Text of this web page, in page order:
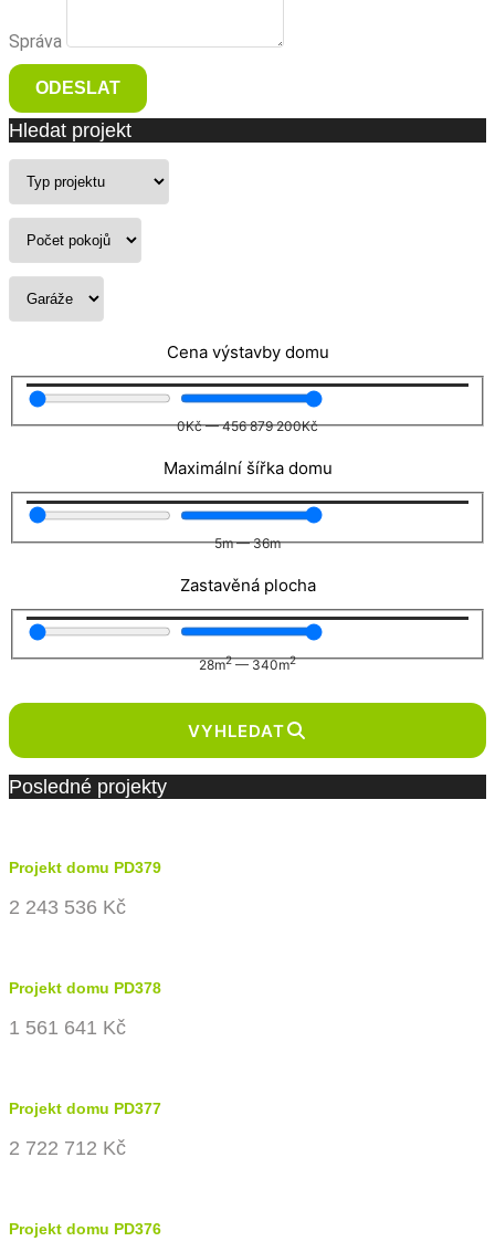
Správa
ODESLAT
Hledat projekt
Cena výstavby domu
0Kč—456 879 200Kč
Maximální šířka domu
5m—36m
Zastavěná plocha
28m2—340m2
VYHLEDAT
Posledné projekty
Projekt domu PD379
2 243 536 Kč
Projekt domu PD378
1 561 641 Kč
Projekt domu PD377
2 722 712 Kč
Projekt domu PD376